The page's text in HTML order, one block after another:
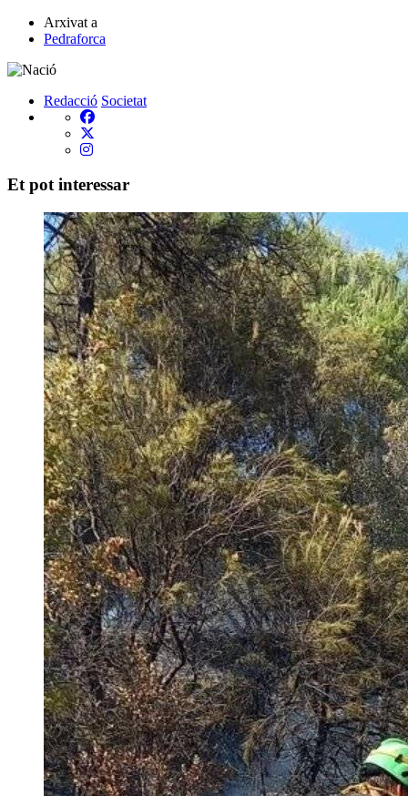
Arxivat a
Pedraforca
Redacció Societat
Et pot interessar